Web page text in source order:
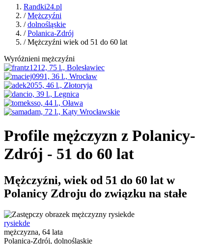
Randki24.pl
/Mężczyźni
/dolnośląskie
/Polanica-Zdrój
/ Mężczyźni wiek od 51 do 60 lat
Wyróżnieni mężczyźni
Profile mężczyzn z Polanicy-
Zdrój - 51 do 60 lat
Mężczyźni, wiek od 51 do 60 lat w
Polanicy Zdroju do związku na stałe
rysiekde
mężczyzna, 64 lata
Polanica-Zdrój, dolnośląskie